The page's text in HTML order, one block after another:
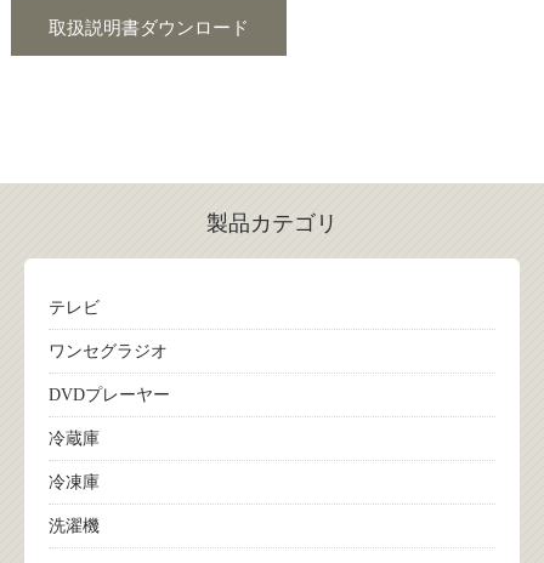
取扱説明書ダウンロード
製品カテゴリ
テレビ
ワンセグラジオ
DVDプレーヤー
冷蔵庫
冷凍庫
洗濯機